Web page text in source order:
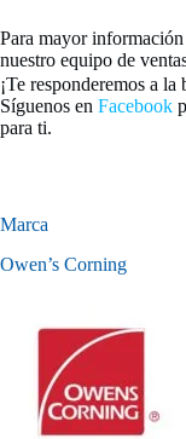
Para mayor
nuestro equipo de
¡Te responderemos a
Síguenos en Facebook
para ti.
Marca
Owen’s Corning